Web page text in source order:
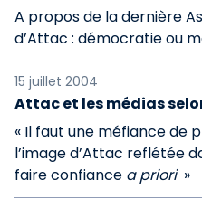
A propos de la dernière
d’Attac : démocratie ou
15 juillet 2004
Attac et les médias
« Il faut une méfiance de
l’image d’Attac reflétée
faire confiance a priori »